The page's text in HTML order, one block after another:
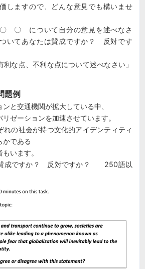
しますので、どんな意見でも構いませ
〇 について自分の意見を述べなさ
てあなたは賛成ですか？ 反対です
な点、不利な点について述べなさい」
例
と交通機関が拡大している中、
ゼーションを加速させています。
れの社会が持つ文化的アイデンティティ
かである
います。
賛成ですか？ 反対ですか？ 250語以